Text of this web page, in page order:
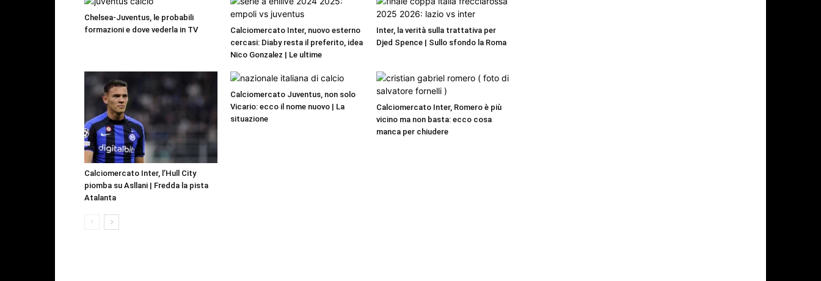
Chelsea-Juventus, le probabili
formazioni e dove vederla in TV
Calciomercato Inter, nuovo esterno
cercasi: Diaby resta il preferito, idea
Nico Gonzalez | Le ultime
Inter, la verità sulla trattativa per
Djed Spence | Sullo sfondo la Roma
Calciomercato Inter, l’Hull City
piomba su Asllani | Fredda la pista
Atalanta
Calciomercato Juventus, non solo
Vicario: ecco il nome nuovo | La
situazione
Calciomercato Inter, Romero è più
vicino ma non basta: ecco cosa
manca per chiudere